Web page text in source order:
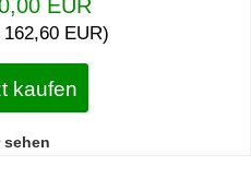
EUR
EUR)
kaufen
sehen